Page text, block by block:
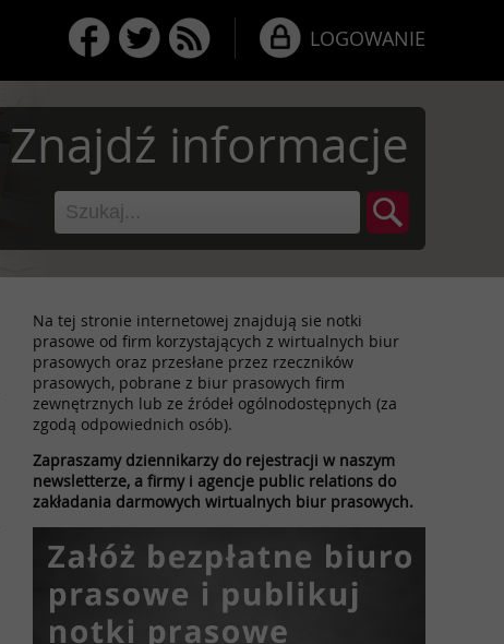
LOGOWANIE
Znajdź informacje
Na tej stronie internetowej znajdują sie notki
prasowe od firm korzystających z wirtualnych biur
prasowych oraz przesłane przez rzeczników
prasowych, pobrane z biur prasowych firm
zewnętrznych lub ze źródeł ogólnodostępnych (za
zgodą odpowiednich osób).
Zapraszamy dziennikarzy do rejestracji w naszym
newsletterze, a firmy i agencje public relations do
zakładania darmowych wirtualnych biur prasowych.